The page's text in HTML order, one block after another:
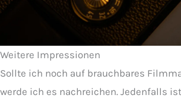
Weitere Impressionen
Sollte ich noch auf brauchbares
werde ich es nachreichen. Jedenfalls